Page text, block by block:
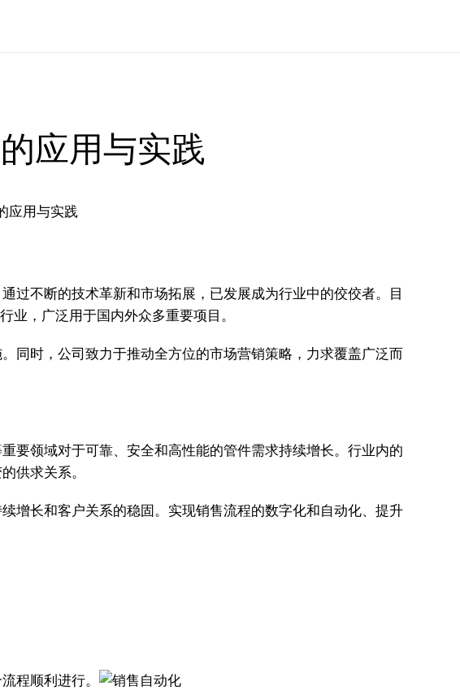
应用与实践
过不断的技术革新和市场拓展，已发展成为行业中的佼佼者。目
，广泛用于国内外众多重要项目。
同时，公司致力于推动全方位的市场营销策略，力求覆盖广泛而
要领域对于可靠、安全和高性能的管件需求持续增长。行业内的
供求关系。
续增长和客户关系的稳固。实现销售流程的数字化和自动化、提升
程顺利进行。